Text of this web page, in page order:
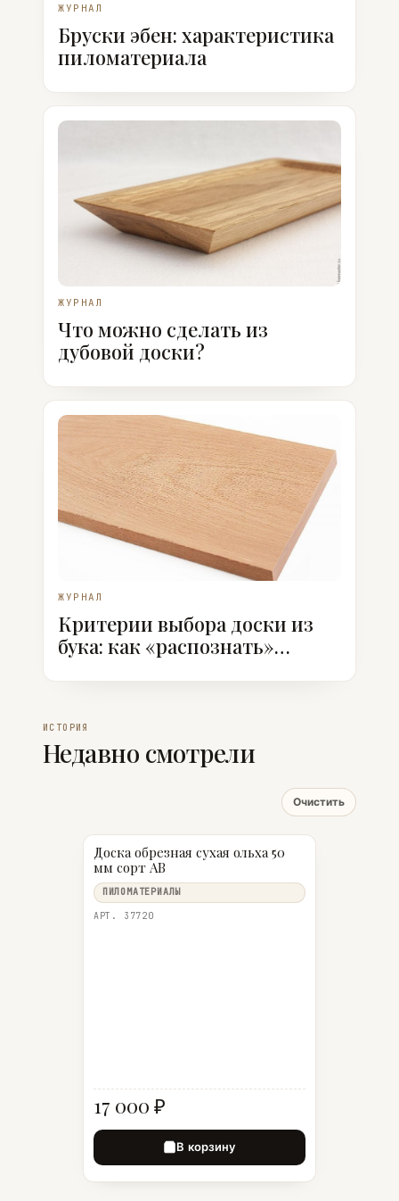
ЖУРНАЛ
Бруски эбен: характеристика
пиломатериала
ЖУРНАЛ
Что можно сделать из
дубовой доски?
ЖУРНАЛ
Критерии выбора доски из
бука: как «распознать»
ИСТОРИЯ
Недавно смотрели
Очистить
Доска обрезная сухая ольха 50
мм сорт АВ
ПИЛОМАТЕРИАЛЫ
АРТ. 37720
17 000 ₽
В корзину